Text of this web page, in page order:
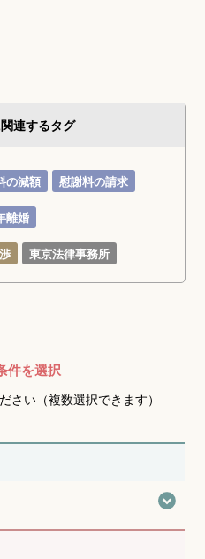
連するタグ
の減額 慰謝料の請求
離婚
東京法律事務所
件を選択
さい（複数選択できます）